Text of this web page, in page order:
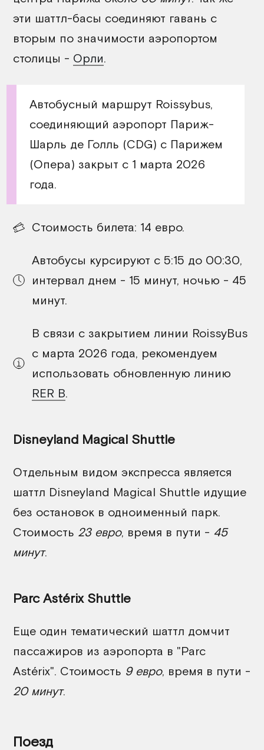
эти шаттл-басы соединяют гавань с
вторым по значимости аэропортом
столицы - Орли.
Автобусный маршрут Roissybus,
соединяющий аэропорт Париж-
Шарль де Голль (CDG) с Парижем
(Опера) закрыт с 1 марта 2026
года.
Стоимость билета: 14 евро.
Автобусы курсируют с 5:15 до 00:30,
интервал днем - 15 минут, ночью - 45
минут.
В связи с закрытием линии RoissyBus
с марта 2026 года, рекомендуем
использовать обновленную линию
RER B
Disneyland Magical Shuttle
Отдельным видом экспресса является
шаттл Disneyland Magical Shuttle идущие
без остановок в одноименный парк.
Стоимость 23 евро, время в пути - 45
минут.
Parc Astérix Shuttle
Еще один тематический шаттл домчит
пассажиров из аэропорта в "Parc
Astérix". Стоимость 9 евро, время в пути -
20 минут.
Поезд